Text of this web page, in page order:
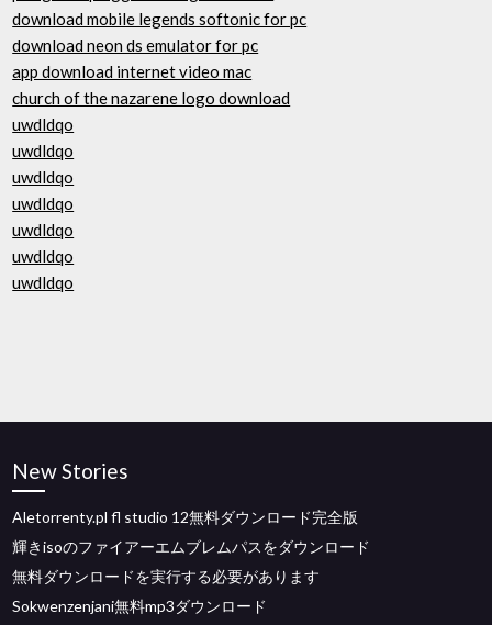
download mobile legends softonic for pc
download neon ds emulator for pc
app download internet video mac
church of the nazarene logo download
uwdldqo
uwdldqo
uwdldqo
uwdldqo
uwdldqo
uwdldqo
uwdldqo
New Stories
Aletorrenty.pl fl studio 12無料ダウンロード完全版
輝きisoのファイアーエムブレムパスをダウンロード
無料ダウンロードを実行する必要があります
Sokwenzenjani無料mp3ダウンロード